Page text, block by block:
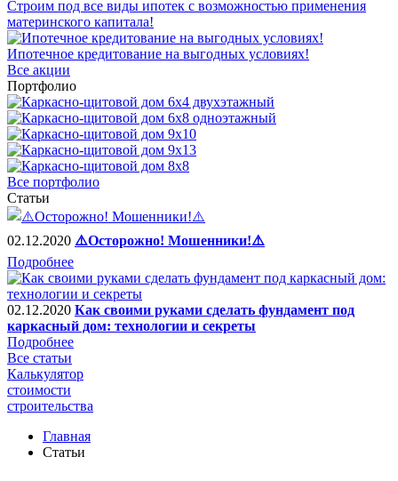
Строим под все виды ипотек с возможностью применения
материнского капитала!
Ипотечное кредитование на выгодных условиях!
Все акции
Портфолио
Все портфолио
Статьи
02.12.2020 ⚠️Осторожно! Мошенники!⚠️
Подробнее
02.12.2020 Как своими руками сделать фундамент под
каркасный дом: технологии и секреты
Подробнее
Все статьи
Калькулятор
стоимости
строительства
Главная
Статьи